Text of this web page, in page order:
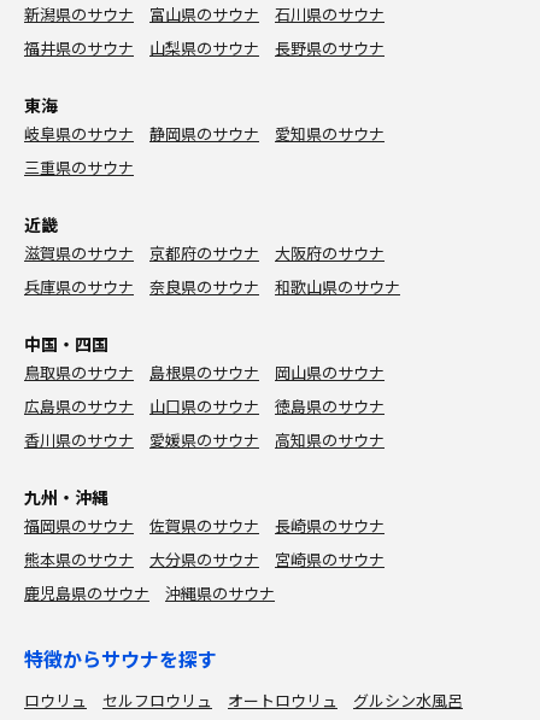
新潟県のサウナ 富山県のサウナ
石川県のサウナ
福井県のサウナ
山梨県のサウナ 長野県のサウナ
東海
岐阜県のサウナ 静岡県のサウナ
愛知県のサウナ
三重県のサウナ
近畿
滋賀県のサウナ 京都府のサウナ
大阪府のサウナ
兵庫県のサウナ
奈良県のサウナ 和歌山県のサウナ
中国・四国
鳥取県のサウナ 島根県のサウナ
岡山県のサウナ
広島県のサウナ
山口県のサウナ
徳島県のサウナ
香川県のサウナ
愛媛県のサウナ 高知県のサウナ
九州・沖縄
福岡県のサウナ 佐賀県のサウナ
長崎県のサウナ
熊本県のサウナ
大分県のサウナ
宮崎県のサウナ
鹿児島県のサウナ
沖縄県のサウナ
特徴からサウナを探す
ロウリュ セルフロウリュ オートロウリュ
グルシン水風呂